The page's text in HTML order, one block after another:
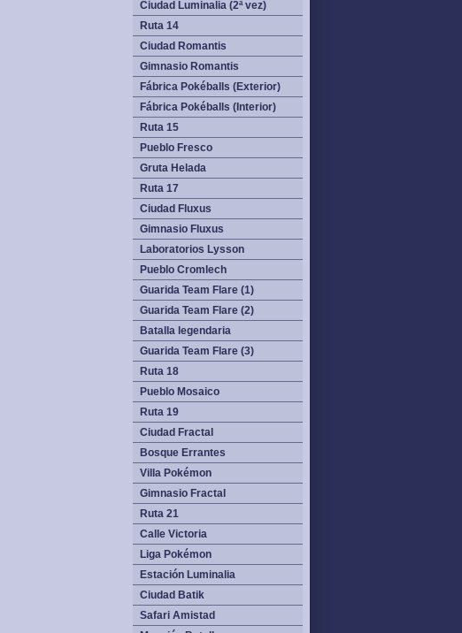
Ciudad Luminalia (2ª vez)
Ruta 14
Ciudad Romantis
Gimnasio Romantis
Fábrica Pokéballs (Exterior)
Fábrica Pokéballs (Interior)
Ruta 15
Pueblo Fresco
Gruta Helada
Ruta 17
Ciudad Fluxus
Gimnasio Fluxus
Laboratorios Lysson
Pueblo Cromlech
Guarida Team Flare (1)
Guarida Team Flare (2)
Batalla legendaria
Guarida Team Flare (3)
Ruta 18
Pueblo Mosaico
Ruta 19
Ciudad Fractal
Bosque Errantes
Villa Pokémon
Gimnasio Fractal
Ruta 21
Calle Victoria
Liga Pokémon
Estación Luminalia
Ciudad Batik
Safari Amistad